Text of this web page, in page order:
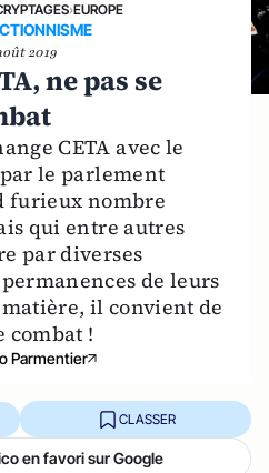
›EUROPE
2019
ne pas se
CETA avec le
le parlement
furieux nombre
qui entre autres
par diverses
de leurs
il convient de
combat !
Parmentier
CLASSER
en favori sur Google